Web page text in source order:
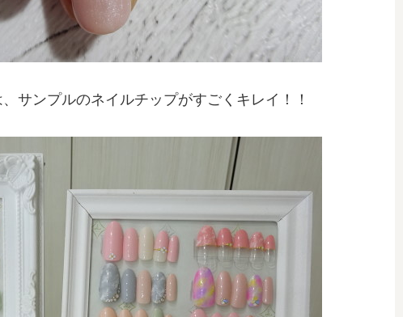
、サンプルのネイルチップがすごくキレイ！！